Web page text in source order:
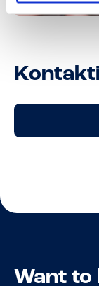
Kontakti
Want to